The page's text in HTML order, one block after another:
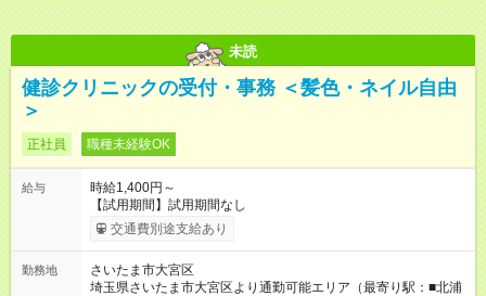
未読
健診クリニックの受付・事務 ＜髪色・ネイル自由
＞
正社員 職種未経験OK
給与
時給1,400円～
【試用期間】試用期間なし
交通費別途支給あり
勤務地
さいたま市大宮区
埼玉県さいたま市大宮区より通勤可能エリア（最寄り駅：■北浦